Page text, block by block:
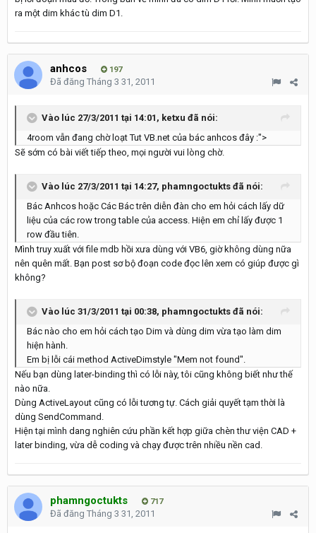
ra một dim khác tù dim D1.
anhcos 197
Đã đăng Tháng 3 31, 2011
Vào lúc 27/3/2011 tại 14:01, ketxu đã nói:
4room vẫn đang chờ loạt Tut VB.net của bác anhcos đây :">
Sẽ sớm có bài viết tiếp theo, mọi người vui lòng chờ.
Vào lúc 27/3/2011 tại 14:27, phamngoctukts đã nói:
Bác Anhcos hoặc Các Bác trên diễn đàn cho em hỏi cách lấy dữ
liệu của các row trong table của access. Hiện em chỉ lấy được 1
row đầu tiên.
Mình truy xuất với file mdb hồi xưa dùng với VB6, giờ không dùng nữa
nên quên mất. Bạn post sơ bộ đoạn code đọc lên xem có giúp được gì
không?
Vào lúc 31/3/2011 tại 00:38, phamngoctukts đã nói:
Bác nào cho em hỏi cách tạo Dim và dùng dim vừa tạo làm dim
hiện hành.
Em bị lỗi cái method ActiveDimstyle "Mem not found".
Nếu bạn dùng later-binding thì có lỗi này, tôi cũng không biết như thế
nào nữa.
Dùng ActiveLayout cũng có lỗi tương tự. Cách giải quyết tạm thời là
dùng SendCommand.
Hiện tại mình dang nghiên cứu phần kết hợp giữa chèn thư viện CAD +
later binding, vừa dễ coding và chạy được trên nhiều nền cad.
phamngoctukts 717
Đã đăng Tháng 3 31, 2011